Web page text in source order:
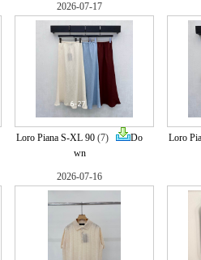
2026-07-17
Loro Piana S-XL 90 (7)
Do
wn
Loro
2026-07-16